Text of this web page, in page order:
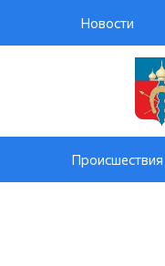
Новости
Происшествия